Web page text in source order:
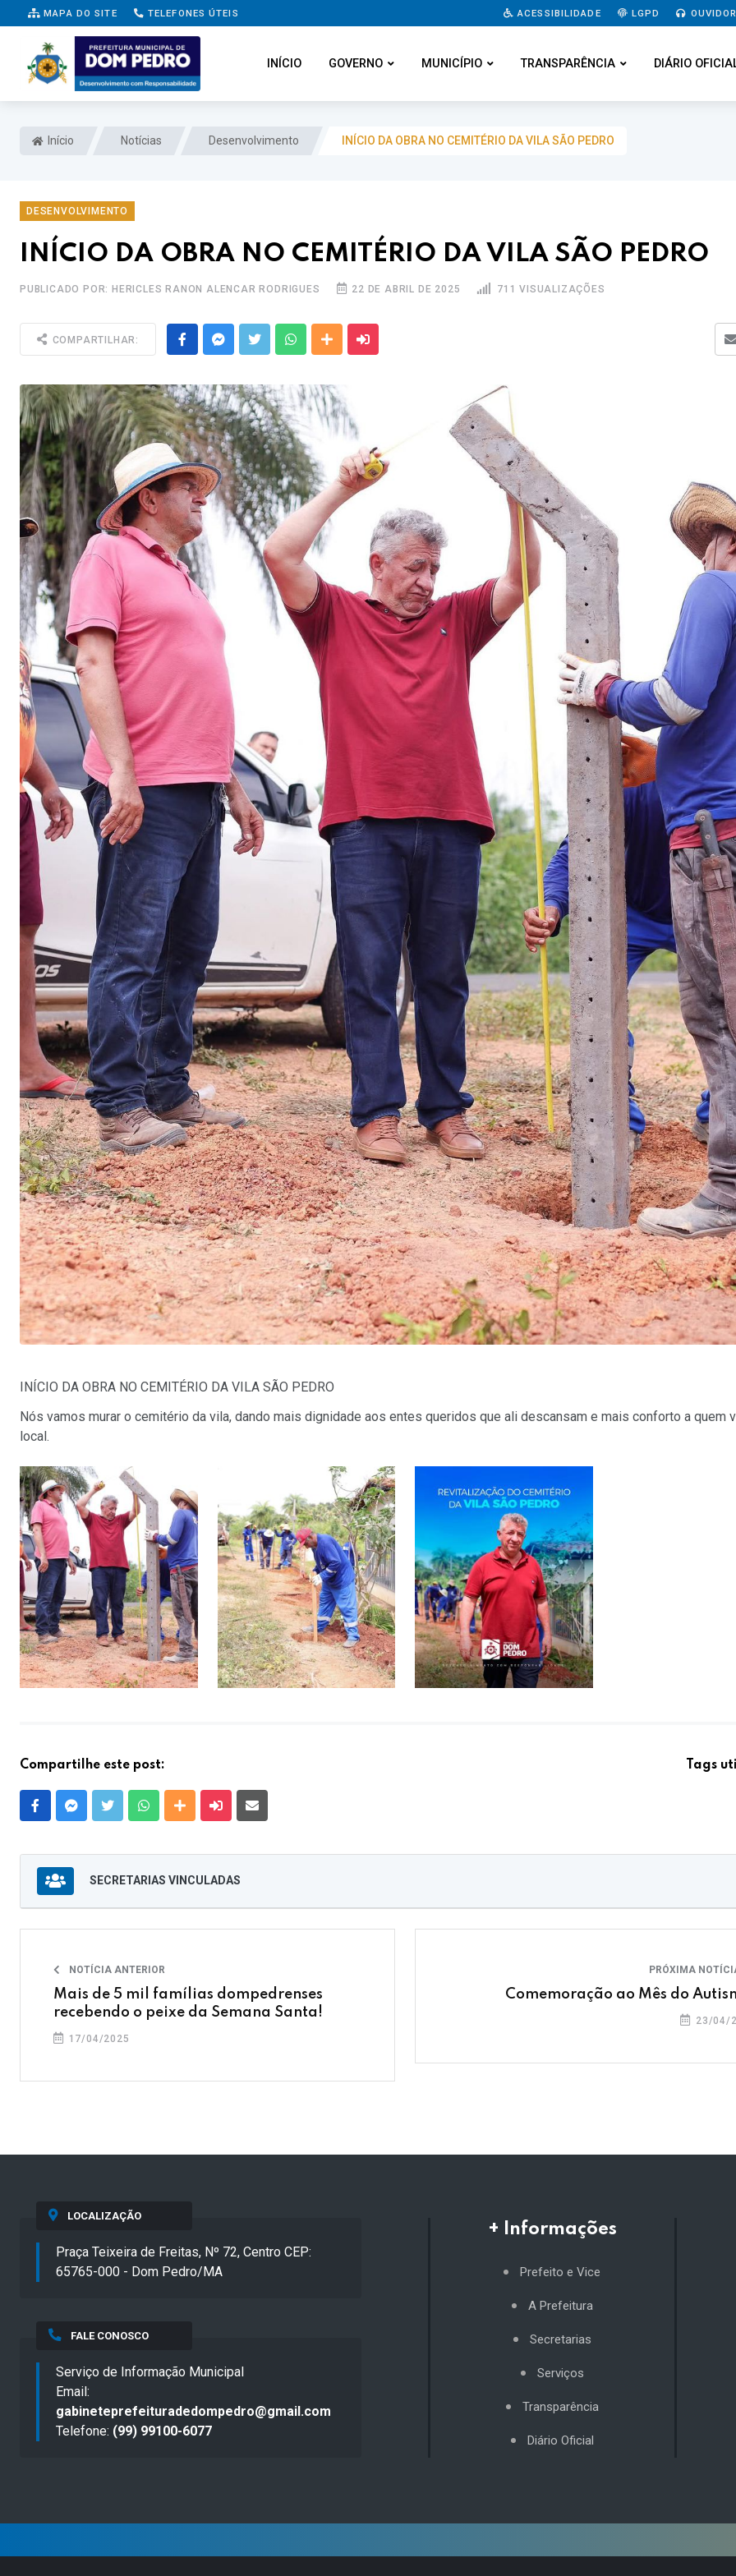
MAPA DO SITE TELEFONES ÚTEIS ACESSIBILIDADE LGPD
INÍCIO GOVERNO MUNICÍPIO TRANSPARÊNCIA DIÁRIO
Início Notícias Desenvolvimento INÍCIO DA OBRA NO CEMITÉRIO DA VILA SÃO PEDRO
DESENVOLVIMENTO
INÍCIO DA OBRA NO CEMITÉRIO DA VILA SÃO PEDRO
PUBLICADO POR: HERICLES RANON ALENCAR RODRIGUES 22 DE ABRIL DE 2025 711 VISUALIZAÇÕES
COMPARTILHAR: FacebookMessenger
Twitter WhatsappOutras Mídias
INÍCIO DA OBRA NO CEMITÉRIO DA VILA SÃO PEDRO
Nós vamos murar o cemitério da vila, dando mais dignidade aos entes queridos que ali descansam e mais conforto a quem
local.
Compartilhe este post:
FacebookMessenger
Twitter WhatsappOutras MídiasEnviar para um amigo
Tags
SECRETARIAS VINCULADAS
NOTÍCIA ANTERIOR
Mais de 5 mil famílias dompedrenses
recebendo o peixe da Semana Santa!
17/04/2025
PRÓXIMA
Comemoração ao Mês do
23/04/
LOCALIZAÇÃO
Praça Teixeira de Freitas, Nº 72, Centro CEP:
65765-000 - Dom Pedro/MA
FALE CONOSCO
Serviço de Informação Municipal
Email:
gabineteprefeituradedompedro@gmail.com
Telefone: (99) 99100-6077
+ Informações
Prefeito e Vice
A Prefeitura
Secretarias
Serviços
Transparência
Diário Oficial